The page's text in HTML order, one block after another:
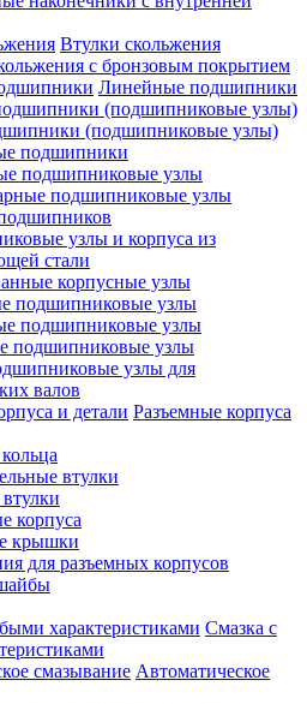
Втулки скольжения
с бронзовым покрытием
Линейные подшипники
(подшипниковые узлы)
подшипники
подшипниковые узлы
подшипниковые узлы
узлы и корпуса из
стали
корпусные узлы
подшипниковые узлы
подшипниковые узлы
подшипниковые узлы
узлы для
валов
Разъемные корпуса
втулки
корпуса
крышки
для разъемных корпусов
Смазка с
Автоматическое